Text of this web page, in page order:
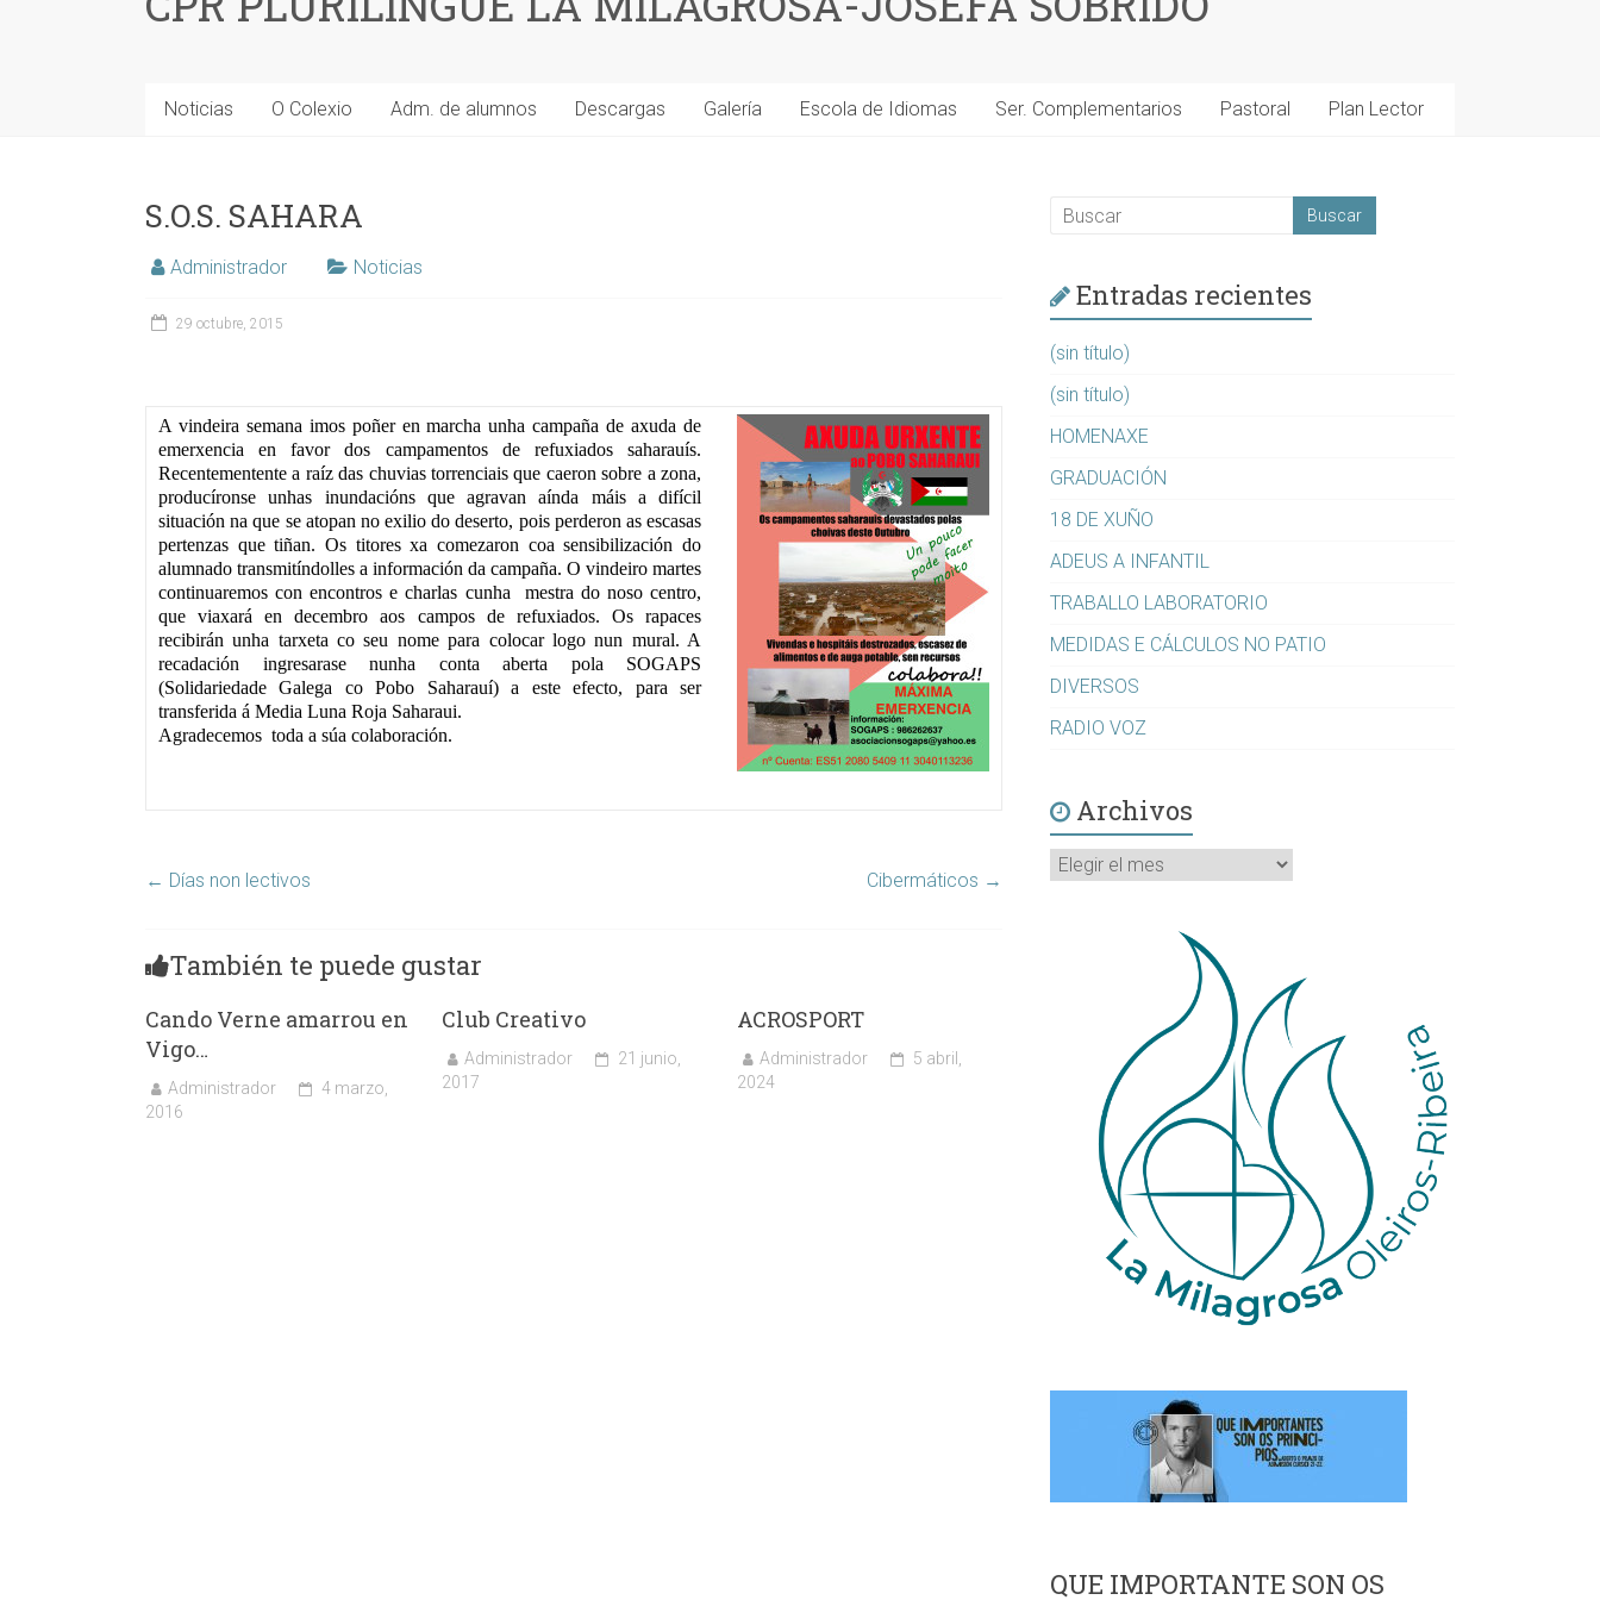
Noticias O Colexio Adm. de alumnos Descargas Galería Escola de Idiomas Ser. Complementarios Pastoral Plan Lector
S.O.S. SAHARA
Administrador Noticias
29 octubre, 2015
A vindeira semana imos poñer en marcha unha campaña de axuda de
emerxencia en favor dos campamentos de refuxiados saharauís.
Recentementente a raíz das chuvias torrenciais que caeron sobre a zona,
producíronse unhas inundacións que agravan aínda máis a difícil
situación na que se atopan no exilio do deserto, pois perderon as escasas
pertenzas que tiñan. Os titores xa comezaron coa sensibilización do
alumnado transmitíndolles a información da campaña. O vindeiro martes
continuaremos con encontros e charlas cunha mestra do noso centro,
que viaxará en decembro aos campos de refuxiados. Os rapaces
recibirán unha tarxeta co seu nome para colocar logo nun mural. A
recadación ingresarase nunha conta aberta pola SOGAPS
(Solidariedade Galega co Pobo Saharauí) a este efecto, para ser
transferida á Media Luna Roja Saharaui.
Agradecemos toda a súa colaboración.
← Días non lectivos Cibermáticos →
También te puede gustar
Cando Verne amarrou en
Vigo…
Administrador
4 marzo,
2016
Club Creativo
Administrador
21 junio,
2017
ACROSPORT
Administrador
5 abril,
2024
Entradas recientes
(sin título)
(sin título)
HOMENAXE
GRADUACIÓN
18 DE XUÑO
ADEUS A INFANTIL
TRABALLO LABORATORIO
MEDIDAS E CÁLCULOS NO PATIO
DIVERSOS
RADIO VOZ
Archivos
Archivos
QUE IMPORTANTE SON OS